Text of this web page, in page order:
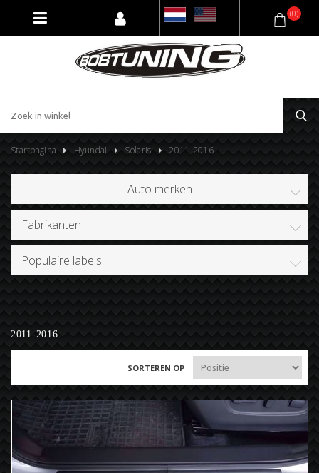
(0)
Startpagina Hyundai Solaris 2011-2016
Auto merken
Fabrikanten
Populaire labels
2011-2016
SORTEREN OP